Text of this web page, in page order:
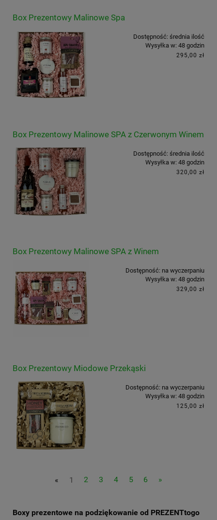
Box Prezentowy Malinowe Spa
Dostępność: średnia ilość
Wysyłka w: 48 godzin
295,00 zł
Box Prezentowy Malinowe SPA z Czerwonym Winem
Dostępność: średnia ilość
Wysyłka w: 48 godzin
320,00 zł
Box Prezentowy Malinowe SPA z Winem
Dostępność: na wyczerpaniu
Wysyłka w: 48 godzin
329,00 zł
Box Prezentowy Miodowe Przekąski
Dostępność: na wyczerpaniu
Wysyłka w: 48 godzin
125,00 zł
« 1 2 3 4 5 6 »
Boxy prezentowe na podziękowanie od PREZENTtogo